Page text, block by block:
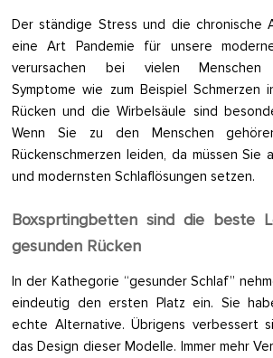
Der ständige Stress und die chronische
eine Art Pandemie für unsere
verursachen bei vielen Menschen
Symptome wie zum Beispiel Schmerzen
Rücken und die Wirbelsäule sind
Wenn Sie zu den Menschen
Rückenschmerzen leiden, da müssen Sie
und modernsten Schlaflösungen setzen.
Boxsprtingbetten sind die beste
gesunden Rücken
In der Kathegorie “gesunder Schlaf”
eindeutig den ersten Platz ein. Sie
echte Alternative. Übrigens verbessert
das Design dieser Modelle. Immer mehr